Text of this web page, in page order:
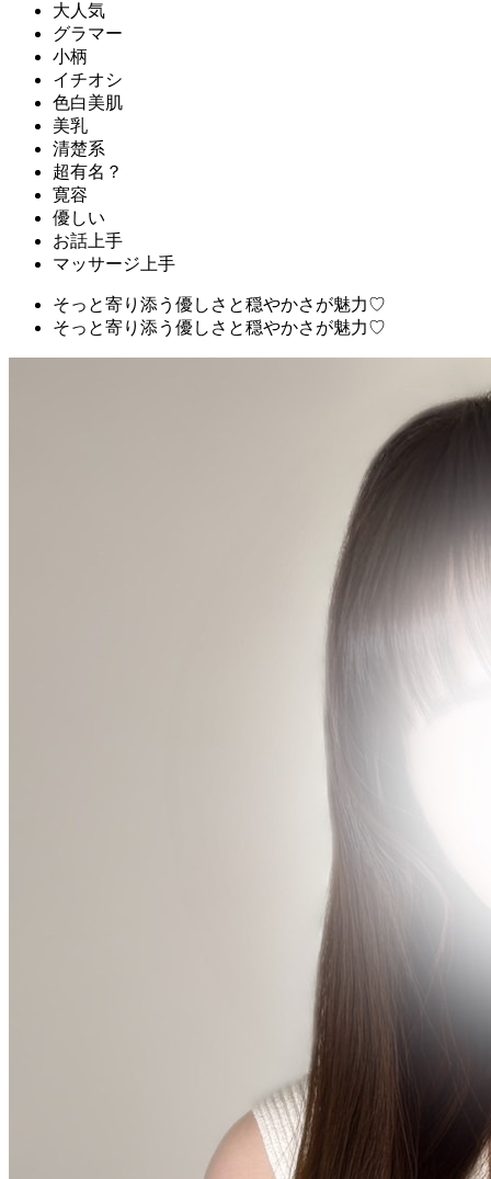
大人気
グラマー
小柄
イチオシ
色白美肌
美乳
清楚系
超有名？
寛容
優しい
お話上手
マッサージ上手
そっと寄り添う優しさと穏やかさが魅力♡
そっと寄り添う優しさと穏やかさが魅力♡